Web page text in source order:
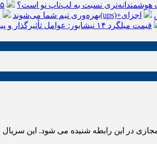
هوشمندانه‌تری نسبت به لپ‌تاپ نو است؟
بهره‌وری تیم شما می‌شوند
اجزای
قیمت میلگرد ۱۴ نیشابور: عوامل تأثیرگذار و پیش‌بینی وضعیت بازار
در این رابطه شنیده می شود. این